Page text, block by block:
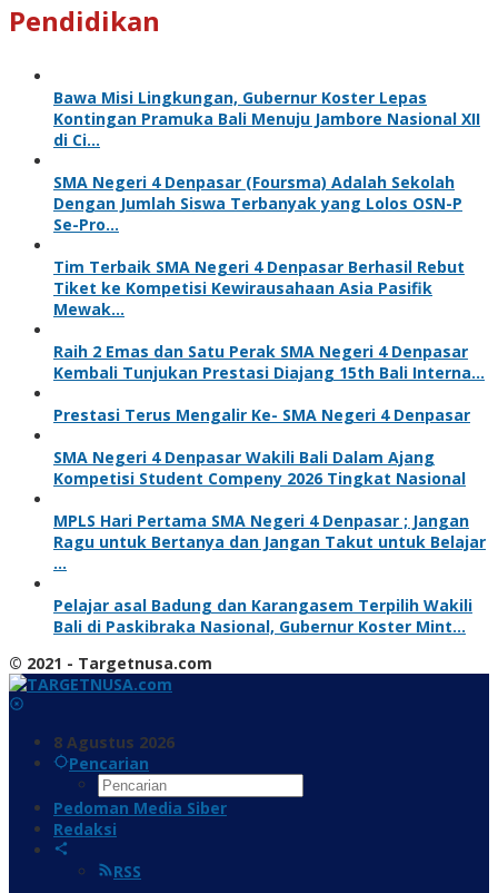
Pendidikan
Bawa Misi Lingkungan, Gubernur Koster Lepas
Kontingan Pramuka Bali Menuju Jambore Nasional XII
di Ci…
SMA Negeri 4 Denpasar (Foursma) Adalah Sekolah
Dengan Jumlah Siswa Terbanyak yang Lolos OSN-P
Se-Pro…
Tim Terbaik SMA Negeri 4 Denpasar Berhasil Rebut
Tiket ke Kompetisi Kewirausahaan Asia Pasifik
Mewak…
Raih 2 Emas dan Satu Perak SMA Negeri 4 Denpasar
Kembali Tunjukan Prestasi Diajang 15th Bali Interna…
Prestasi Terus Mengalir Ke- SMA Negeri 4 Denpasar
SMA Negeri 4 Denpasar Wakili Bali Dalam Ajang
Kompetisi Student Compeny 2026 Tingkat Nasional
MPLS Hari Pertama SMA Negeri 4 Denpasar ; Jangan
Ragu untuk Bertanya dan Jangan Takut untuk Belajar
…
Pelajar asal Badung dan Karangasem Terpilih Wakili
Bali di Paskibraka Nasional, Gubernur Koster Mint…
© 2021 - Targetnusa.com
8 Agustus 2026
Pencarian
Pedoman Media Siber
Redaksi
RSS